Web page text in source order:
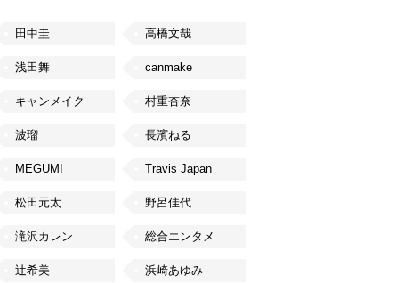
田中圭 高橋文哉
浅田舞 canmake
キャンメイク 村重杏奈
波瑠 長濱ねる
MEGUMI Travis Japan
松田元太 野呂佳代
滝沢カレン 総合エンタメ
辻希美 浜崎あゆみ